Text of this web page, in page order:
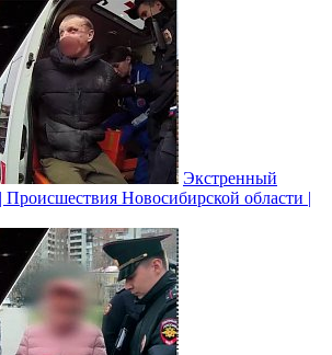
Экстренный
Происшествия Новосибирской области |